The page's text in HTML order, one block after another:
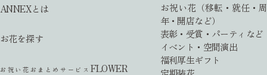
ANNEXとは
お花を探す
お祝い花おまとめサービス FLOWER
お祝い花（移転・就任・周
年・開店など）
表彰・受賞・パーティなど
イベント・空間演出
福利厚生ギフト